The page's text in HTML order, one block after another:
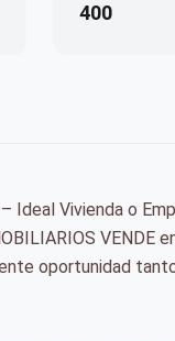
400
Ideal Vivienda o
oportunidad